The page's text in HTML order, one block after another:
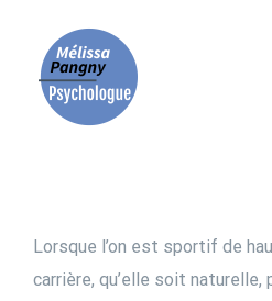
content
Lorsque l’on est sportif de
carrière, qu’elle soit naturelle,